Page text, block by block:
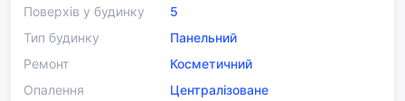
Поверхів у будинку
5
Тип будинку
Панельний
Ремонт
Косметичний
Опалення
Централізоване